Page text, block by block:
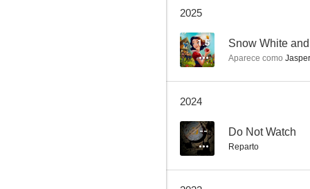
2025
1.5 Snow White
Aparece como
2024
-- Do Not Watch
Reparto